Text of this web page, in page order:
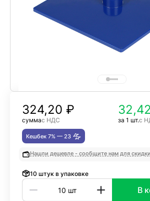
324,20 ₽
суммас НДС за 1 шт.с
Кешбек 7% — 23
Нашли дешевле - сообщите нам для скидки
10 штук в упаковке
В